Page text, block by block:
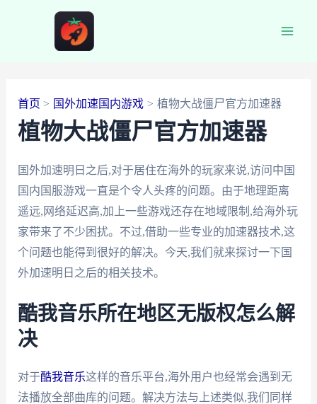
首页 国外加速国内游戏 植物大战僵尸官方加速器
植物大战僵尸官方加速器
国外加速明日之后,对于居住在海外的玩家来说,访问中国
国内国服游戏一直是个令人头疼的问题。由于地理距离
遥远,网络延迟高,加上一些游戏还存在地域限制,给海外玩
家带来了不少困扰。不过,借助一些专业的加速器技术,这
个问题也能得到很好的解决。今天,我们就来探讨一下国
外加速明日之后的相关技术。
酷我音乐所在地区无版权怎么解
决
对于酷我音乐这样的音乐平台,海外用户也经常会遇到无
法播放全部曲库的问题。解决方法与上述类似,我们同样